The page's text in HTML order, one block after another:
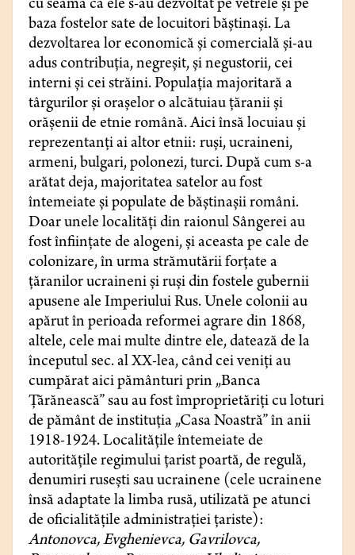
cu seamă că ele s-au dezvoltat pe vetrele și pe
baza fostelor sate de locuitori băștinași. La
dezvoltarea lor economică și comercială și-au
adus contribuția, negreșit, și negustorii, cei
interni și cei străini. Populația majoritară a
târgurilor și orașelor o alcătuiau țăranii și
orășenii de etnie română. Aici însă locuiau și
reprezentanți ai altor etnii: ruși, ucraineni,
armeni, bulgari, polonezi, turci. După cum s-a
arătat deja, majoritatea satelor au fost
întemeiate și populate de băștinașii români.
Doar unele localități din raionul Sângerei au
fost înființate de alogeni, și aceasta pe cale de
colonizare, în urma strămutării forțate a
țăranilor ucraineni și ruși din fostele gubernii
apusene ale Imperiului Rus. Unele colonii au
apărut în perioada reformei agrare din 1868,
altele, cele mai multe dintre ele, datează de la
începutul sec. al XX-lea, când cei veniți au
cumpărat aici pământuri prin „Banca
Țărănească” sau au fost împroprietăriți cu loturi
de pământ de instituția „Casa Noastră” în anii
1918-1924. Localitățile întemeiate de
autoritățile regimului țarist poartă, de regulă,
denumiri rusești sau ucrainene (cele ucrainene
însă adaptate la limba rusă, utilizată pe atunci
de oficialitățile administrației țariste):
Antonovca, Evghenievca, Gavrilovca,